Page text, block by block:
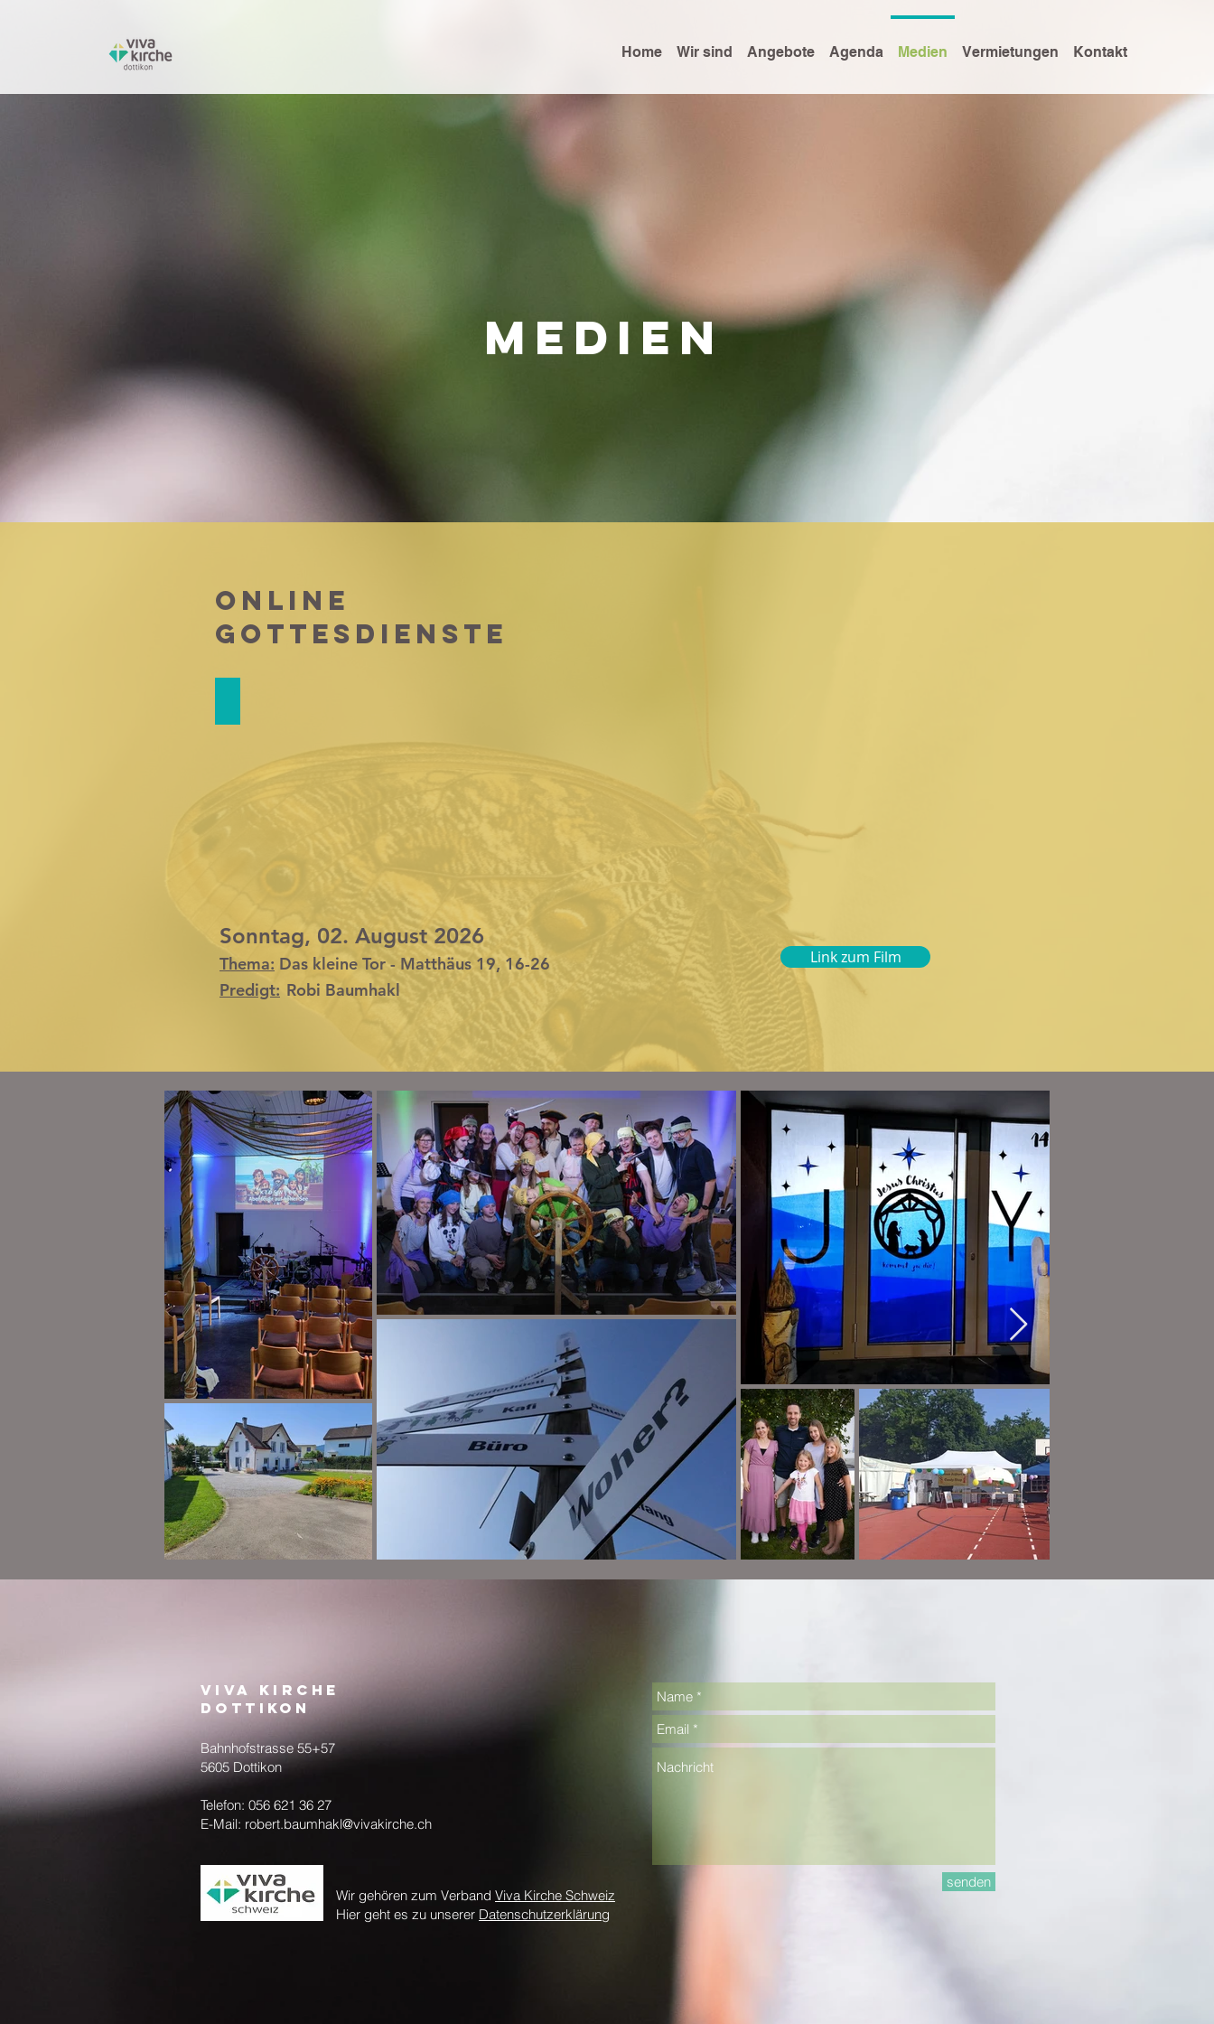
Home Wir sind Angebote Agenda Medien Vermietungen Kontakt
medien
Online
Gottesdienste
Sonntag, 02. August 2026
Thema: Das kleine Tor - Matthäus 19, 16-26
Predigt: Robi Baumhakl
Link zum Film
Viva Kirche
Dottikon
Bahnhofstrasse 55+57
5605 Dottikon
Telefon: 056 621 36 27
E-Mail: robert.baumhakl@vivakirche.ch
Wir gehören zum Verband Viva Kirche Schweiz
Hier geht es zu unserer Datenschutzerklärung
senden